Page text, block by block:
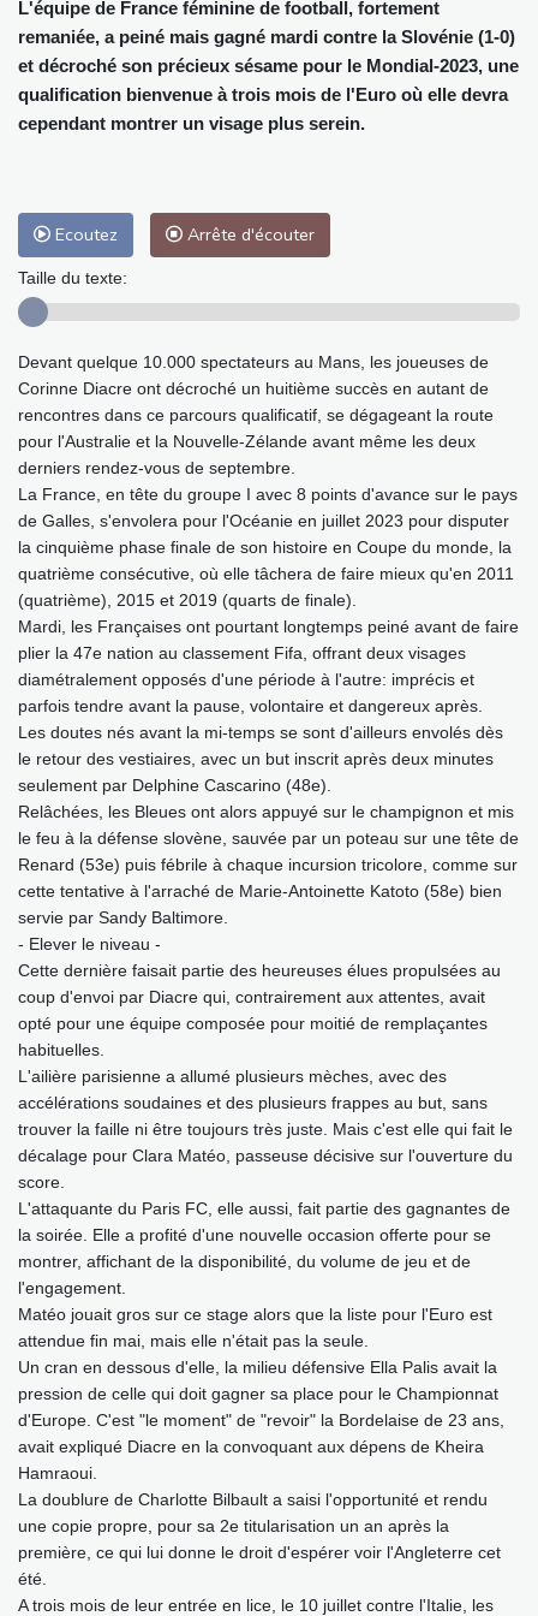
L'équipe de France féminine de football, fortement
remaniée, a peiné mais gagné mardi contre la Slovénie (1-0)
et décroché son précieux sésame pour le Mondial-2023, une
qualification bienvenue à trois mois de l'Euro où elle devra
cependant montrer un visage plus serein.
Ecoutez Arrête d'écouter
Taille du texte:
Devant quelque 10.000 spectateurs au Mans, les joueuses de
Corinne Diacre ont décroché un huitième succès en autant de
rencontres dans ce parcours qualificatif, se dégageant la route
pour l'Australie et la Nouvelle-Zélande avant même les deux
derniers rendez-vous de septembre.
La France, en tête du groupe I avec 8 points d'avance sur le pays
de Galles, s'envolera pour l'Océanie en juillet 2023 pour disputer
la cinquième phase finale de son histoire en Coupe du monde, la
quatrième consécutive, où elle tâchera de faire mieux qu'en 2011
(quatrième), 2015 et 2019 (quarts de finale).
Mardi, les Françaises ont pourtant longtemps peiné avant de faire
plier la 47e nation au classement Fifa, offrant deux visages
diamétralement opposés d'une période à l'autre: imprécis et
parfois tendre avant la pause, volontaire et dangereux après.
Les doutes nés avant la mi-temps se sont d'ailleurs envolés dès
le retour des vestiaires, avec un but inscrit après deux minutes
seulement par Delphine Cascarino (48e).
Relâchées, les Bleues ont alors appuyé sur le champignon et mis
le feu à la défense slovène, sauvée par un poteau sur une tête de
Renard (53e) puis fébrile à chaque incursion tricolore, comme sur
cette tentative à l'arraché de Marie-Antoinette Katoto (58e) bien
servie par Sandy Baltimore.
- Elever le niveau -
Cette dernière faisait partie des heureuses élues propulsées au
coup d'envoi par Diacre qui, contrairement aux attentes, avait
opté pour une équipe composée pour moitié de remplaçantes
habituelles.
L'ailière parisienne a allumé plusieurs mèches, avec des
accélérations soudaines et des plusieurs frappes au but, sans
trouver la faille ni être toujours très juste. Mais c'est elle qui fait le
décalage pour Clara Matéo, passeuse décisive sur l'ouverture du
score.
L'attaquante du Paris FC, elle aussi, fait partie des gagnantes de
la soirée. Elle a profité d'une nouvelle occasion offerte pour se
montrer, affichant de la disponibilité, du volume de jeu et de
l'engagement.
Matéo jouait gros sur ce stage alors que la liste pour l'Euro est
attendue fin mai, mais elle n'était pas la seule.
Un cran en dessous d'elle, la milieu défensive Ella Palis avait la
pression de celle qui doit gagner sa place pour le Championnat
d'Europe. C'est "le moment" de "revoir" la Bordelaise de 23 ans,
avait expliqué Diacre en la convoquant aux dépens de Kheira
Hamraoui.
La doublure de Charlotte Bilbault a saisi l'opportunité et rendu
une copie propre, pour sa 2e titularisation un an après la
première, ce qui lui donne le droit d'espérer voir l'Angleterre cet
été.
A trois mois de leur entrée en lice, le 10 juillet contre l'Italie, les